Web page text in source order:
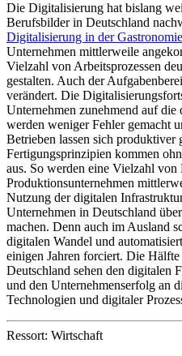
Die Digitalisierung hat bislang
Berufsbilder in Deutschland
Digitalisierung in der Gastronomie
Unternehmen mittlerweile
Vielzahl von Arbeitsprozessen
gestalten. Auch der
verändert. Die
Unternehmen zunehmend auf die
werden weniger Fehler gemacht
Betrieben lassen sich produktiver
Fertigungsprinzipien kommen
aus. So werden eine Vielzahl von
Produktionsunternehmen
Nutzung der digitalen
Unternehmen in Deutschland
machen. Denn auch im Ausland
digitalen Wandel und
einigen Jahren forciert. Die
Deutschland sehen den digitalen
und den Unternehmenserfolg an
Technologien und digitaler
Ressort: Wirtschaft